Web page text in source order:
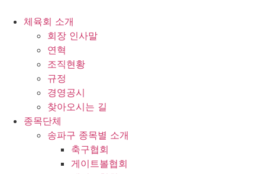
체육회 소개
회장 인사말
연혁
조직현황
규정
경영공시
찾아오시는 길
종목단체
송파구 종목별 소개
축구협회
게이트볼협회